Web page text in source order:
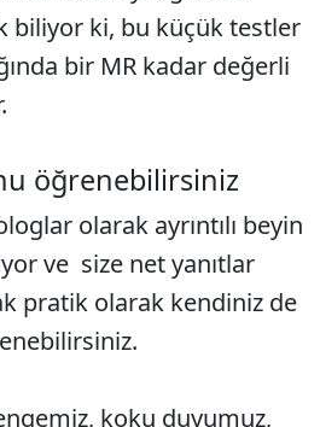
biliyor ki, bu küçük testler
bir MR kadar değerli
öğrenebilirsiniz
olarak ayrıntılı beyin
ve size net yanıtlar
pratik olarak kendiniz de
koku duyumuz,